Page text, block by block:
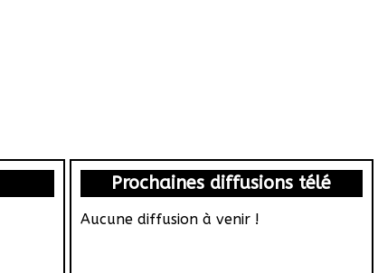
Prochaines diffusions télé
Aucune diffusion à venir !